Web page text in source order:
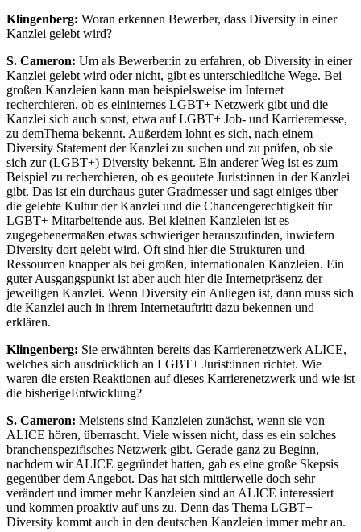
Klingenberg: Woran erkennen Bewerber, dass Diversity in einer
Kanzlei gelebt wird?
S. Cameron: Um als Bewerber:in zu erfahren, ob Diversity in einer
Kanzlei gelebt wird oder nicht, gibt es unterschiedliche Wege. Bei
großen Kanzleien kann man beispielsweise im Internet
recherchieren, ob es eininternes LGBT+ Netzwerk gibt und die
Kanzlei sich auch sonst, etwa auf LGBT+ Job- und Karrieremesse,
zu demThema bekennt. Außerdem lohnt es sich, nach einem
Diversity Statement der Kanzlei zu suchen und zu prüfen, ob sie
sich zur (LGBT+) Diversity bekennt. Ein anderer Weg ist es zum
Beispiel zu recherchieren, ob es geoutete Jurist:innen in der Kanzlei
gibt. Das ist ein durchaus guter Gradmesser und sagt einiges über
die gelebte Kultur der Kanzlei und die Chancengerechtigkeit für
LGBT+ Mitarbeitende aus. Bei kleinen Kanzleien ist es
zugegebenermaßen etwas schwieriger herauszufinden, inwiefern
Diversity dort gelebt wird. Oft sind hier die Strukturen und
Ressourcen knapper als bei großen, internationalen Kanzleien. Ein
guter Ausgangspunkt ist aber auch hier die Internetpräsenz der
jeweiligen Kanzlei. Wenn Diversity ein Anliegen ist, dann muss sich
die Kanzlei auch in ihrem Internetauftritt dazu bekennen und
erklären.
Klingenberg: Sie erwähnten bereits das Karrierenetzwerk ALICE,
welches sich ausdrücklich an LGBT+ Jurist:innen richtet. Wie
waren die ersten Reaktionen auf dieses Karrierenetzwerk und wie ist
die bisherigeEntwicklung?
S. Cameron: Meistens sind Kanzleien zunächst, wenn sie von
ALICE hören, überrascht. Viele wissen nicht, dass es ein solches
branchenspezifisches Netzwerk gibt. Gerade ganz zu Beginn,
nachdem wir ALICE gegründet hatten, gab es eine große Skepsis
gegenüber dem Angebot. Das hat sich mittlerweile doch sehr
verändert und immer mehr Kanzleien sind an ALICE interessiert
und kommen proaktiv auf uns zu. Denn das Thema LGBT+
Diversity kommt auch in den deutschen Kanzleien immer mehr an.